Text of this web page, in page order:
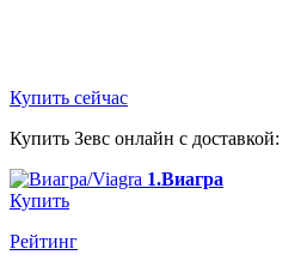
Купить сейчас
Купить Зевс онлайн с доставкой:
1.Виагра
Купить
Рейтинг